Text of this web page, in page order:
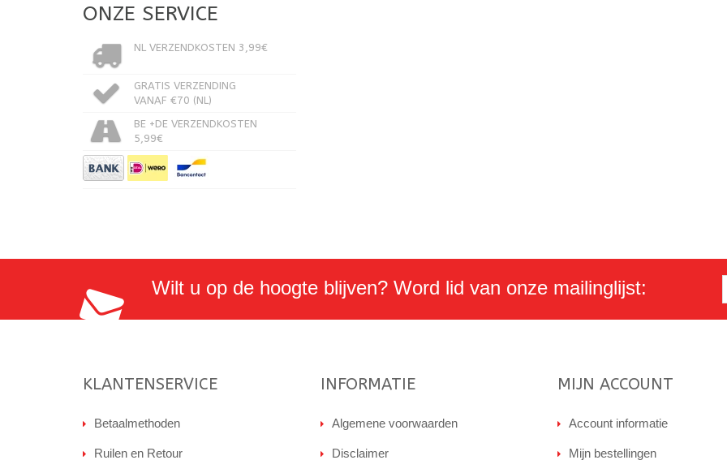
ONZE SERVICE
NL VERZENDKOSTEN 3,99€
GRATIS VERZENDING
VANAF €70 (NL)
BE +DE VERZENDKOSTEN
5,99€
Wilt u op de hoogte blijven? Word lid van onze mailinglijst:
KLANTENSERVICE
Betaalmethoden
Ruilen en Retour
INFORMATIE
Algemene voorwaarden
Disclaimer
MIJN ACCOUNT
Account informatie
Mijn bestellingen